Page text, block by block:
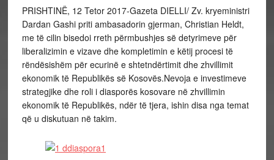
PRISHTINË, 12 Tetor 2017-Gazeta DIELLI/ Zv. kryeministri
Dardan Gashi priti ambasadorin gjerman, Christian Heldt,
me të cilin bisedoi rreth përmbushjes së detyrimeve për
liberalizimin e vizave dhe kompletimin e këtij procesi të
rëndësishëm për ecurinë e shtetndërtimit dhe zhvillimit
ekonomik të Republikës së Kosovës.Nevoja e investimeve
strategjike dhe roli i diasporës kosovare në zhvillimin
ekonomik të Republikës, ndër të tjera, ishin disa nga temat
që u diskutuan në takim.